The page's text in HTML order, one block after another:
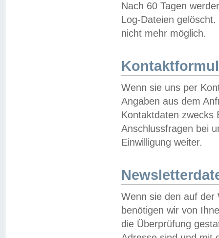
Nach 60 Tagen
Log-Dateien
nicht mehr möglich.
Wenn sie uns per
Angaben aus dem
Kontaktdaten zwecks
Anschlussfragen bei
Einwilligung weiter.
Wenn sie den auf der
benötigen wir von
die Überprüfung